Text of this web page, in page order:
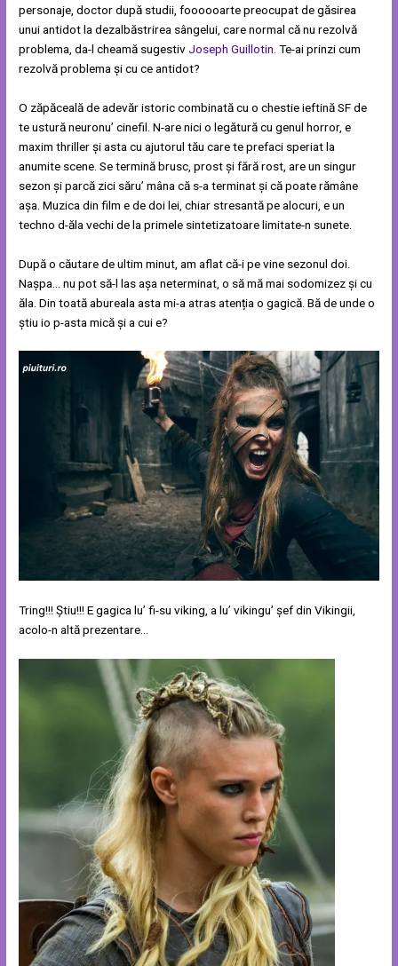
personaje, doctor după studii, foooooarte preocupat de găsirea
unui antidot la dezalbăstrirea sângelui, care normal că nu rezolvă
problema, da-l cheamă sugestivJoseph Guillotin. Te-ai prinzi cum
rezolvă problema și cu ce antidot?
O zăpăceală de adevăr istoric combinată cu o chestie ieftină SF de
te ustură neuronu’ cinefil. N-are nici o legătură cu genul horror, e
maxim thriller și asta cu ajutorul tău care te prefaci speriat la
anumite scene. Se termină brusc, prost și fără rost, are un singur
sezon și parcă zici săru’ mâna că s-a terminat și că poate rămâne
așa. Muzica din film e de doi lei, chiar stresantă pe alocuri, e un
techno d-ăla vechi de la primele sintetizatoare limitate-n sunete.
După o căutare de ultim minut, am aflat că-i pe vine sezonul doi.
Nașpa… nu pot să-l las așa neterminat, o să mă mai sodomizez și cu
ăla. Din toată abureala asta mi-a atras atenția o gagică. Bă de unde o
știu io p-asta mică și a cui e?
Tring!!! Știu!!! E gagica lu’ fi-su viking, a lu’ vikingu’ șef din Vikingii,
acolo-n altă prezentare…